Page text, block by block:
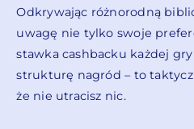
Odkrywając różnorodną
uwagę nie tylko swoje
stawka cashbacku każdej
strukturę nagród – to
że nie utracisz nic.